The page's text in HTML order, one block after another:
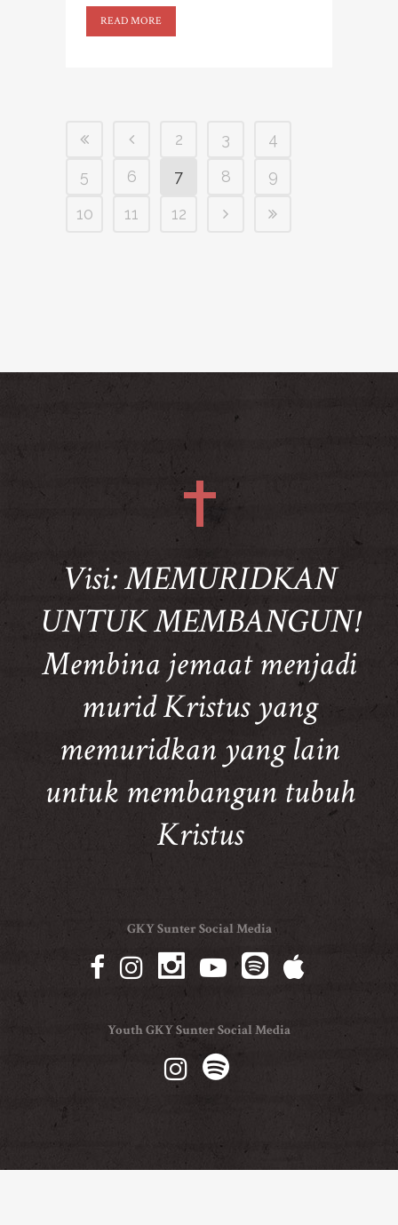
READ MORE
2 3
4
5
6 7 8
9
10
11 12
Visi: MEMURIDKAN
UNTUK MEMBANGUN!
Membina jemaat menjadi
murid Kristus yang
memuridkan yang lain
untuk membangun tubuh
Kristus
GKY Sunter Social Media
Youth GKY Sunter Social Media